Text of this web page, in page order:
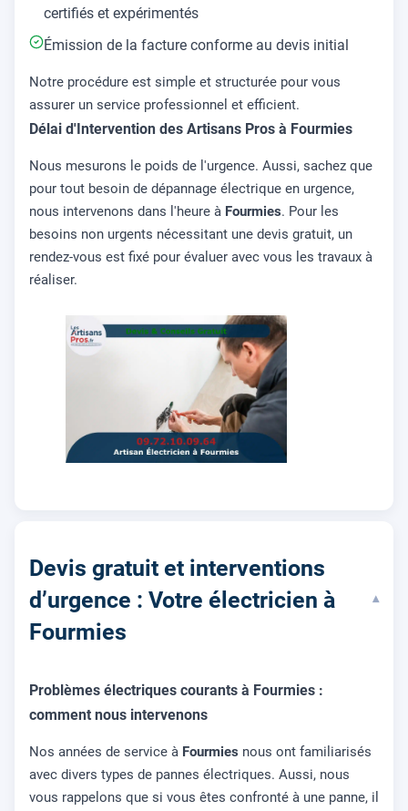
certifiés et expérimentés
Émission de la facture conforme au devis initial
Notre procédure est simple et structurée pour vous
assurer un service professionnel et efficient.
Délai d'Intervention des Artisans Pros à Fourmies
Nous mesurons le poids de l'urgence. Aussi, sachez que
pour tout besoin de dépannage électrique en urgence,
nous intervenons dans l'heure à Fourmies. Pour les
besoins non urgents nécessitant une devis gratuit, un
rendez-vous est fixé pour évaluer avec vous les travaux à
réaliser.
Devis gratuit et interventions
d’urgence : Votre électricien à
Fourmies
▾
Problèmes électriques courants à Fourmies :
comment nous intervenons
Nos années de service à Fourmies nous ont familiarisés
avec divers types de pannes électriques. Aussi, nous
vous rappelons que si vous êtes confronté à une panne, il